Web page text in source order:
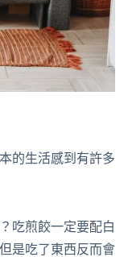
的生活感到有許多
吃煎餃一定要配白
是吃了東西反而會